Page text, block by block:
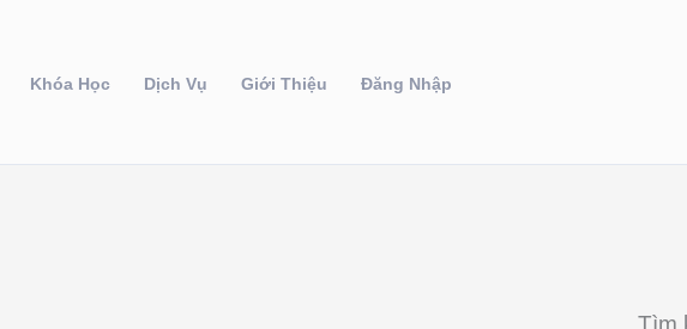
Khóa Học Dịch Vụ Giới Thiệu Đăng Nhập
Tìm